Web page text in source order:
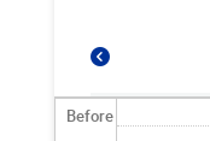
Before